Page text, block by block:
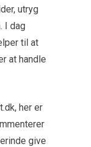
utryg
I dag
til at
at handle
her er
give